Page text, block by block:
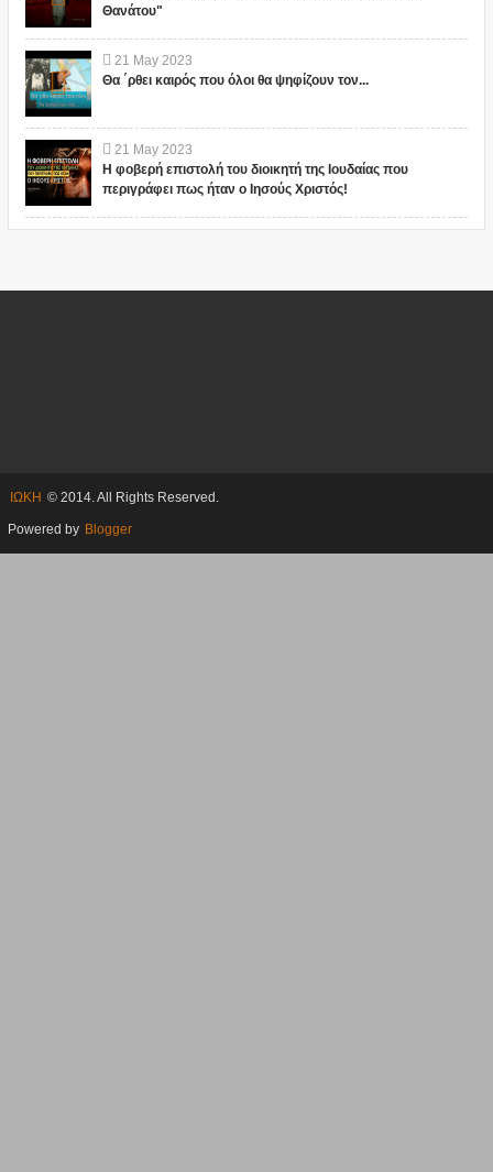
Θανάτου"
21 May 2023
Θα ΄ρθει καιρός που όλοι θα ψηφίζουν τον...
21 May 2023
Η φοβερή επιστολή του διοικητή της Ιουδαίας που
περιγράφει πως ήταν ο Ιησούς Χριστός!
ΙΩΚΗ © 2014. All Rights Reserved.
Powered by Blogger